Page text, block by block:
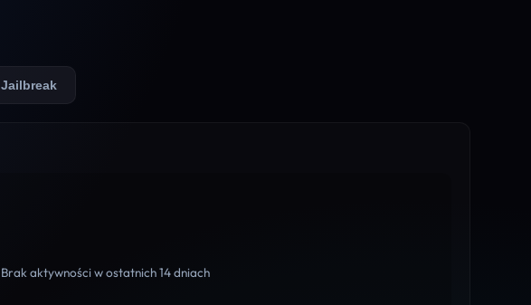
Jailbreak
Brak aktywności w ostatnich 14 dniach